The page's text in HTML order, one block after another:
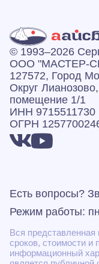
© 1993–2026
ООО "МАСТЕР-
127572, Город
Округ
помещение 1/1
ИНН 9715511730
ОГРН
Есть вопросы?
Режим работы:
Вся
сроков, стоимости и
информационный